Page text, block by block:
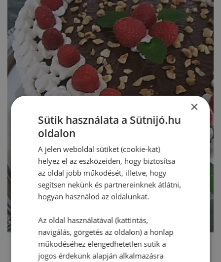
×
Sütik használata a Sütnijó.hu
oldalon
A jelen weboldal sütiket (cookie-kat)
helyez el az eszközeiden, hogy biztosítsa
az oldal jobb működését, illetve, hogy
segítsen nekünk és partnereinknek átlátni,
hogyan használod az oldalunkat.
Az oldal használatával (kattintás,
navigálás, görgetés az oldalon) a honlap
működéséhez elengedhetetlen sütik a
jogos érdekünk alapján alkalmazásra